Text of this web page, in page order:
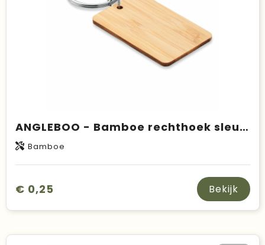
ANGLEBOO - Bamboe rechthoek sleutelhanger
Bamboe
€ 0,25 Bekijk